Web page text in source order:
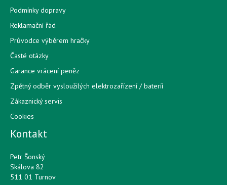
Podmínky dopravy
Reklamační řád
Průvodce výběrem hračky
Časté otázky
Garance vrácení peněz
Zpětný odběr vysloužilých elektrozařízení / bateríí
Zákaznický servis
Cookies
Kontakt
Petr Šonský
Skálova 82
511 01 Turnov